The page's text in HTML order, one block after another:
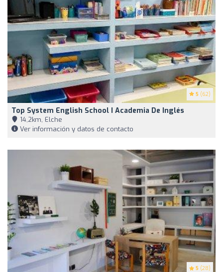
5 (62)
Top System English School I Academia De Inglés
14,2km, Elche
Ver información y datos de contacto
5 (28)